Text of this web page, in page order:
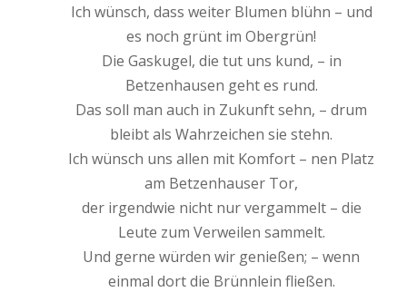
Ich wünsch, dass weiter Blumen blühn – und
es noch grünt im Obergrün!
Die Gaskugel, die tut uns kund, – in
Betzenhausen geht es rund.
Das soll man auch in Zukunft sehn, – drum
bleibt als Wahrzeichen sie stehn.
Ich wünsch uns allen mit Komfort – nen Platz
am Betzenhauser Tor,
der irgendwie nicht nur vergammelt – die
Leute zum Verweilen sammelt.
Und gerne würden wir genießen; – wenn
einmal dort die Brünnlein fließen.